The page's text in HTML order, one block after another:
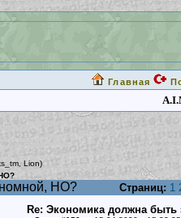
Главная
,Lion)
НО? Страниц: 1
Re: Экономика должна